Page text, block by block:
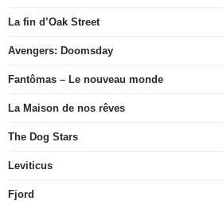
La fin d’Oak Street
Avengers: Doomsday
Fantômas – Le nouveau monde
La Maison de nos rêves
The Dog Stars
Leviticus
Fjord